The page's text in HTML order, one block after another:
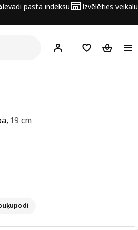
Ievadi pasta indeksu Izvēlēties veikalu
Hej! Pierakstīties
PirkumuPirkumu
19 cm